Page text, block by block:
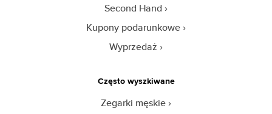
Second Hand
Kupony podarunkowe
Wyprzedaż
Często wyszkiwane
Zegarki męskie